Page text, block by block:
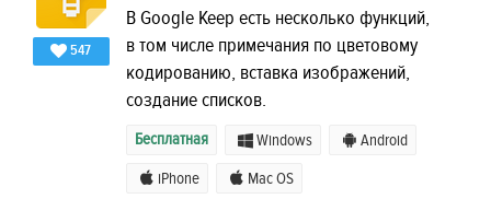
547
В Google Keep есть несколько функций,
в том числе примечания по цветовому
кодированию, вставка изображений,
создание списков.
Бесплатная Windows Android
iPhone Mac OS